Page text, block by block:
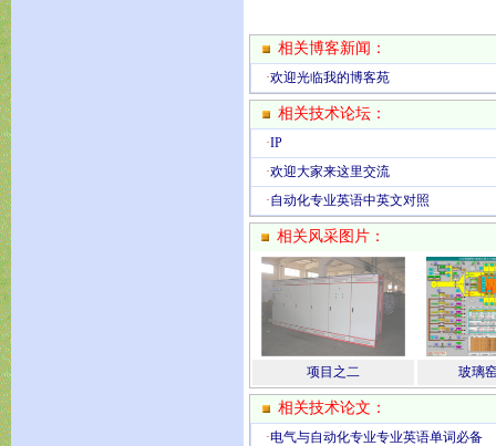
相关博客新闻：
·欢迎光临我的博客苑
相关技术论坛：
·IP
·欢迎大家来这里交流
·自动化专业英语中英文对照
相关风采图片：
项目之二 玻璃
相关技术论文：
·电气与自动化专业专业英语单词必备